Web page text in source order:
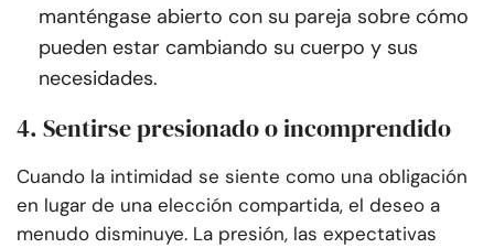
manténgase abierto con su pareja sobre cómo
pueden estar cambiando su cuerpo y sus
necesidades.
4. Sentirse presionado o incomprendido
Cuando la intimidad se siente como una obligación
en lugar de una elección compartida, el deseo a
menudo disminuye. La presión, las expectativas